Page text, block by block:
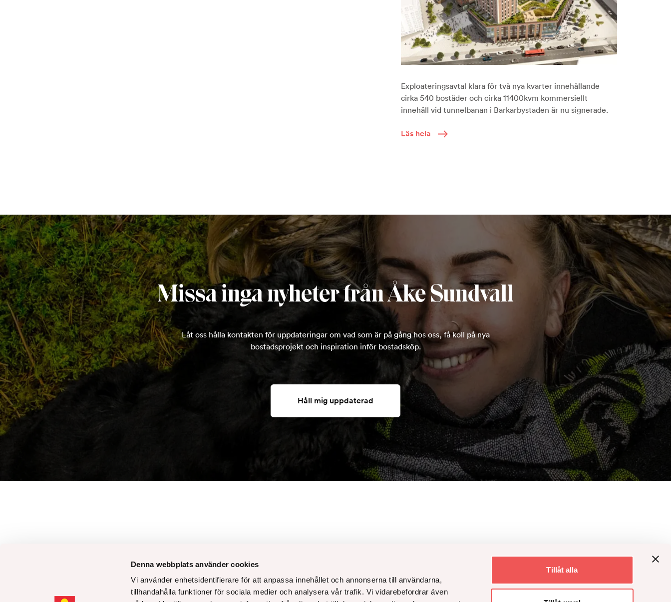
Denna webbplats använder cookies
Vi använder enhetsidentifierare för att anpassa innehållet och annonserna till användarna,
tillhandahålla funktioner för sociala medier och analysera vår trafik. Vi vidarebefordrar även
Tillåt alla
Exploateringsavtal klara för två nya kvarter innehållande
cirka 540 bostäder och cirka 11400kvm kommersiellt
innehåll vid tunnelbanan i Barkarbystaden är nu signerade.
Läs hela
Missa inga nyheter från Åke Sundvall
Låt oss hålla kontakten för uppdateringar om vad som är på gång hos oss, få koll på nya
bostadsprojekt och inspiration inför bostadsköp.
Håll mig uppdaterad
Växel:
08 - 505 580 00
Instagram